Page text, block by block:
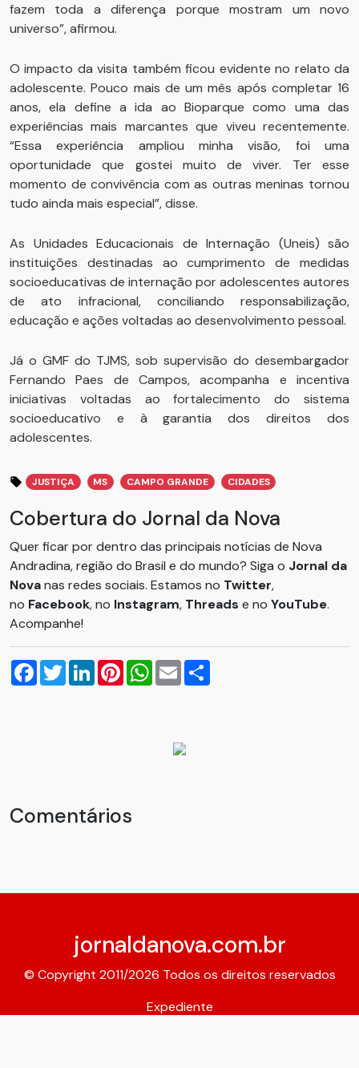
fazem toda a diferença porque mostram um novo
universo”, afirmou.
O impacto da visita também ficou evidente no relato da
adolescente. Pouco mais de um mês após completar 16
anos, ela define a ida ao Bioparque como uma das
experiências mais marcantes que viveu recentemente.
“Essa experiência ampliou minha visão, foi uma
oportunidade que gostei muito de viver. Ter esse
momento de convivência com as outras meninas tornou
tudo ainda mais especial”, disse.
As Unidades Educacionais de Internação (Uneis) são
instituições destinadas ao cumprimento de medidas
socioeducativas de internação por adolescentes autores
de ato infracional, conciliando responsabilização,
educação e ações voltadas ao desenvolvimento pessoal.
Já o GMF do TJMS, sob supervisão do desembargador
Fernando Paes de Campos, acompanha e incentiva
iniciativas voltadas ao fortalecimento do sistema
socioeducativo e à garantia dos direitos dos
adolescentes.
JUSTIÇA MS CAMPO GRANDE CIDADES
Cobertura do Jornal da Nova
Quer ficar por dentro das principais notícias de Nova
Andradina, região do Brasil e do mundo? Siga o Jornal da
Novanas redes sociais. Estamos no Twitter,
no Facebook, no Instagram, Threads e no YouTube.
Acompanhe!
Facebook
TwitterLinkedInPinterestWhatsApp
Email
Comentários
jornaldanova.com.br
© Copyright 2011/2026 Todos os direitos reservados
Expediente